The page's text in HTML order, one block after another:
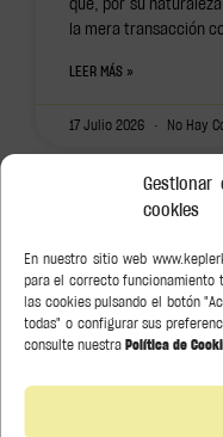
Gestionar
cookies
En nuestro sitio web
para el correcto funcionamiento
las cookies pulsando el botón
todas" o configurar sus
consulte nuestra Política de
que, por su
la mera transacción
LEER MÁS »
17 Julio 2026 No Hay
Síguenos